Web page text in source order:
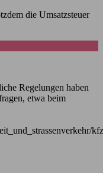
die Umsatzsteuer
Regelungen haben
etwa beim